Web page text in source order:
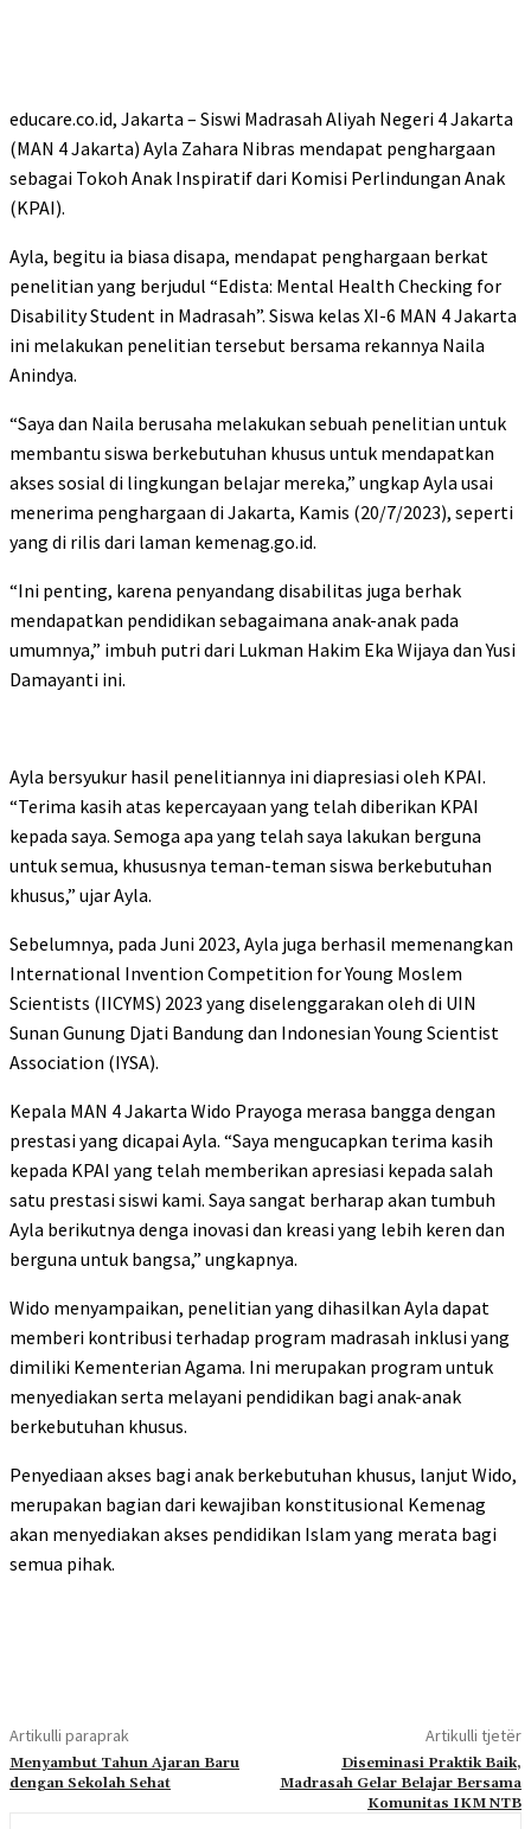
educare.co.id, Jakarta – Siswi Madrasah Aliyah Negeri 4 Jakarta
(MAN 4 Jakarta) Ayla Zahara Nibras mendapat penghargaan
sebagai Tokoh Anak Inspiratif dari Komisi Perlindungan Anak
(KPAI).
Ayla, begitu ia biasa disapa, mendapat penghargaan berkat
penelitian yang berjudul “Edista: Mental Health Checking for
Disability Student in Madrasah”. Siswa kelas XI-6 MAN 4 Jakarta
ini melakukan penelitian tersebut bersama rekannya Naila
Anindya.
“Saya dan Naila berusaha melakukan sebuah penelitian untuk
membantu siswa berkebutuhan khusus untuk mendapatkan
akses sosial di lingkungan belajar mereka,” ungkap Ayla usai
menerima penghargaan di Jakarta, Kamis (20/7/2023), seperti
yang di rilis dari laman kemenag.go.id.
“Ini penting, karena penyandang disabilitas juga berhak
mendapatkan pendidikan sebagaimana anak-anak pada
umumnya,” imbuh putri dari Lukman Hakim Eka Wijaya dan Yusi
Damayanti ini.
Ayla bersyukur hasil penelitiannya ini diapresiasi oleh KPAI.
“Terima kasih atas kepercayaan yang telah diberikan KPAI
kepada saya. Semoga apa yang telah saya lakukan berguna
untuk semua, khususnya teman-teman siswa berkebutuhan
khusus,” ujar Ayla.
Sebelumnya, pada Juni 2023, Ayla juga berhasil memenangkan
International Invention Competition for Young Moslem
Scientists (IICYMS) 2023 yang diselenggarakan oleh di UIN
Sunan Gunung Djati Bandung dan Indonesian Young Scientist
Association (IYSA).
Kepala MAN 4 Jakarta Wido Prayoga merasa bangga dengan
prestasi yang dicapai Ayla. “Saya mengucapkan terima kasih
kepada KPAI yang telah memberikan apresiasi kepada salah
satu prestasi siswi kami. Saya sangat berharap akan tumbuh
Ayla berikutnya denga inovasi dan kreasi yang lebih keren dan
berguna untuk bangsa,” ungkapnya.
Wido menyampaikan, penelitian yang dihasilkan Ayla dapat
memberi kontribusi terhadap program madrasah inklusi yang
dimiliki Kementerian Agama. Ini merupakan program untuk
menyediakan serta melayani pendidikan bagi anak-anak
berkebutuhan khusus.
Penyediaan akses bagi anak berkebutuhan khusus, lanjut Wido,
merupakan bagian dari kewajiban konstitusional Kemenag
akan menyediakan akses pendidikan Islam yang merata bagi
semua pihak.
Artikulli paraprak
Menyambut Tahun Ajaran Baru
dengan Sekolah Sehat
Artikulli tjetër
Diseminasi Praktik Baik,
Madrasah Gelar Belajar Bersama
Komunitas IKM NTB